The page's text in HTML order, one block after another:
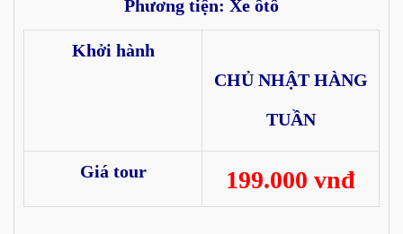
Phương tiện: Xe ôtô
Khởi hành
CHỦ NHẬT HÀNG
TUẦN
Giá tour 199.000 vnđ